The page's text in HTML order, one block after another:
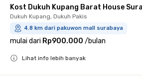
Kost Dukuh Kupang Barat House
Dukuh Kupang, Dukuh Pakis
4.8 km dari pakuwon mall surabaya
mulai dari Rp900.000 /bulan
Lihat info lebih banyak